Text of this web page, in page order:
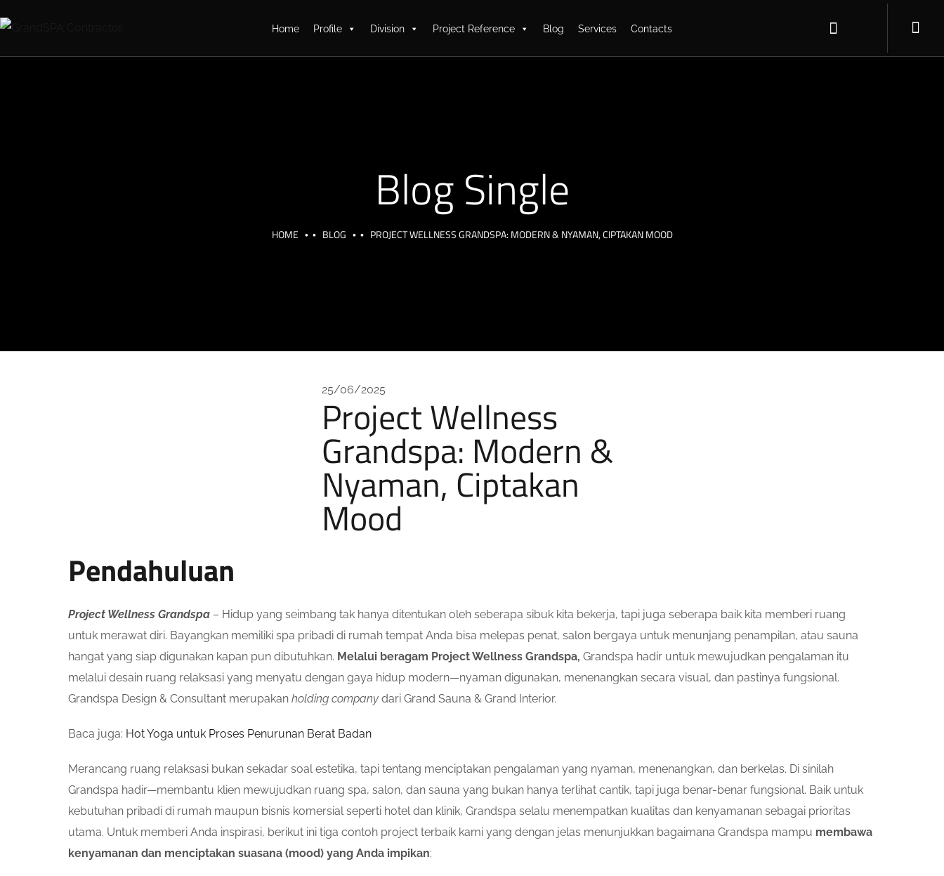
Home Profile Division Project Reference Blog Services Contacts
Blog Single
HOME BLOG PROJECT WELLNESS GRANDSPA: MODERN & NYAMAN, CIPTAKAN MOOD
25/06/2025
Project Wellness
Grandspa: Modern &
Nyaman, Ciptakan
Mood
Pendahuluan
Project Wellness Grandspa – Hidup yang seimbang tak hanya ditentukan oleh seberapa sibuk kita bekerja, tapi juga seberapa baik kita memberi ruang
untuk merawat diri. Bayangkan memiliki spa pribadi di rumah tempat Anda bisa melepas penat, salon bergaya untuk menunjang penampilan, atau sauna
hangat yang siap digunakan kapan pun dibutuhkan. Melalui beragam Project Wellness Grandspa, Grandspa hadir untuk mewujudkan pengalaman itu
melalui desain ruang relaksasi yang menyatu dengan gaya hidup modern—nyaman digunakan, menenangkan secara visual, dan pastinya fungsional.
Grandspa Design & Consultant merupakan holding company dari Grand Sauna & Grand Interior.
Baca juga: Hot Yoga untuk Proses Penurunan Berat Badan
Merancang ruang relaksasi bukan sekadar soal estetika, tapi tentang menciptakan pengalaman yang nyaman, menenangkan, dan berkelas. Di sinilah
Grandspa hadir—membantu klien mewujudkan ruang spa, salon, dan sauna yang bukan hanya terlihat cantik, tapi juga benar-benar fungsional. Baik untuk
kebutuhan pribadi di rumah maupun bisnis komersial seperti hotel dan klinik, Grandspa selalu menempatkan kualitas dan kenyamanan sebagai prioritas
utama. Untuk memberi Anda inspirasi, berikut ini tiga contoh project terbaik kami yang dengan jelas menunjukkan bagaimana Grandspa mampu membawa
kenyamanan dan menciptakan suasana (mood) yang Anda impikan: